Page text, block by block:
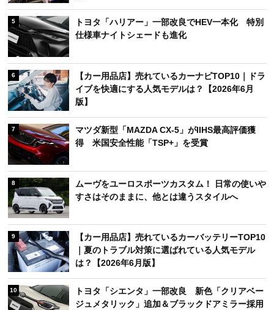
5
トヨタ「ハリアー」一部改良でHEV一本化 特別
仕様車ナイトシェードも進化
6
【カー用品店】売れているカーナビTOP10｜ドラ
イブを快適にする人気モデルは？【2026年6月
版】
7
マツダ新型「MAZDA CX-5」がIIHS最高評価獲
得 米国安全性能「TSP+」を受賞
8
ムーヴをユーロスポーツカスタム！ 日常の使いや
すさはそのままに、他とは違うスタイルへ
9
【カー用品店】売れているカーバッテリーTOP10
｜夏のトラブル対策に選ばれている人気モデル
は？【2026年6月版】
10
トヨタ「シエンタ」一部改良 新色「クリアベー
ジュメタリック」追加＆ブラックドアミラー採用